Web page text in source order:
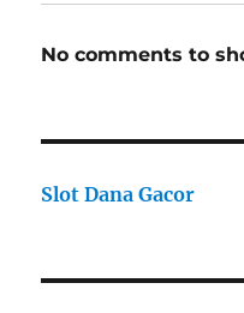
No comments to
Slot Dana Gacor